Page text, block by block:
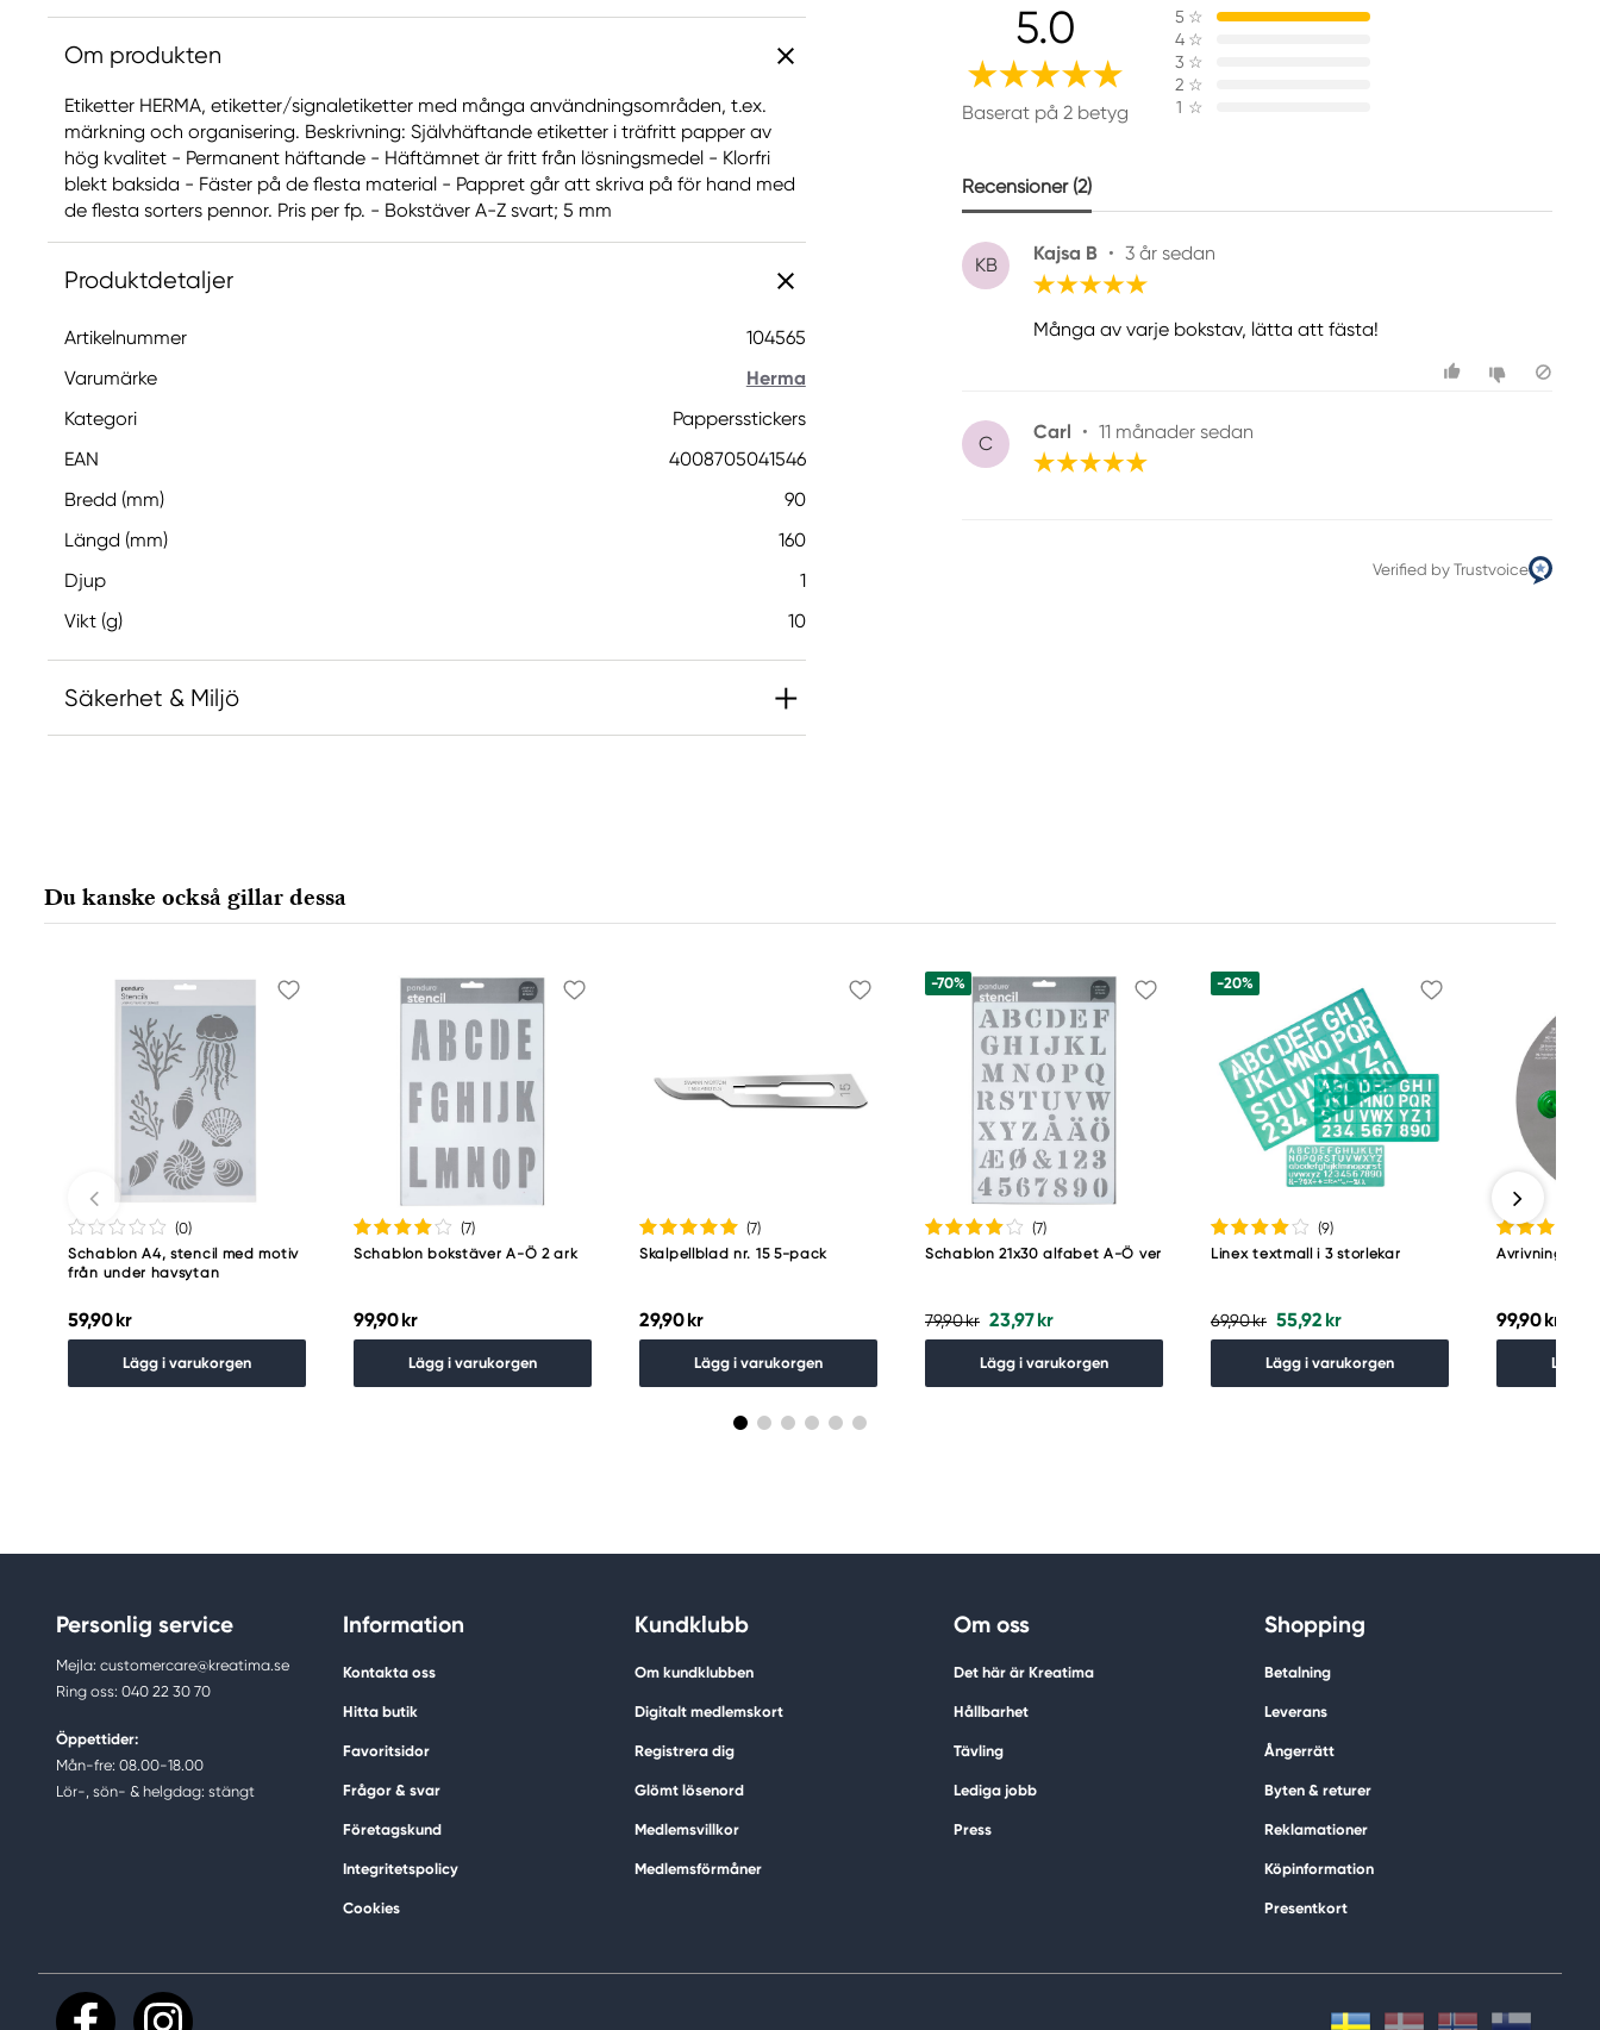
Om produkten
Etiketter HERMA, etiketter/signaletiketter med många användningsområden, t.ex.
märkning och organisering. Beskrivning: Självhäftande etiketter i träfritt papper av
hög kvalitet - Permanent häftande - Häftämnet är fritt från lösningsmedel - Klorfri
blekt baksida - Fäster på de flesta material - Pappret går att skriva på för hand med
de flesta sorters pennor. Pris per fp. - Bokstäver A-Z svart; 5 mm
Produktdetaljer
Artikelnummer
104565
Varumärke
Herma
Kategori
Pappersstickers
EAN
4008705041546
Bredd (mm)
90
Längd (mm)
160
Djup
1
Vikt (g)
10
Säkerhet & Miljö
Filderstadt, Baden-Württemberg, 70794, Germany
info@hermame.com
5.0
Baserat på 2 betyg
5 ☆
4 ☆
3 ☆
2 ☆
1 ☆
Recensioner (2)
KB
Kajsa B • 3 år sedan
Många av varje bokstav, lätta att fästa!
C
Carl • 11 månader sedan
Verified by Trustvoice
Du kanske också gillar dessa
(0)
Schablon A4, stencil med motiv
från under havsytan
59,90 kr
Lägg i varukorgen
(7)
Schablon bokstäver A-Ö 2 ark
99,90 kr
Lägg i varukorgen
(7)
Skalpellblad nr. 15 5-pack
29,90 kr
Lägg i varukorgen
-70%
(7)
Schablon 21x30 alfabet A-Ö ver
79,90 kr 23,97 kr
Lägg i varukorgen
-20%
(9)
Linex textmall i 3 storlekar
69,90 kr 55,92 kr
Lägg i varukorgen
99,90 kr
Lägg i
Personlig service
Mejla: customercare@kreatima.se
Ring oss: 040 22 30 70
Öppettider:
Mån-fre: 08.00-18.00
Lör-, sön- & helgdag: stängt
Information
Kontakta oss
Hitta butik
Favoritsidor
Frågor & svar
Företagskund
Integritetspolicy
Cookies
Kundklubb
Om kundklubben
Digitalt medlemskort
Registrera dig
Glömt lösenord
Medlemsvillkor
Medlemsförmåner
Om oss
Det här är Kreatima
Hållbarhet
Tävling
Lediga jobb
Press
Shopping
Betalning
Leverans
Ångerrätt
Byten & returer
Reklamationer
Köpinformation
Presentkort